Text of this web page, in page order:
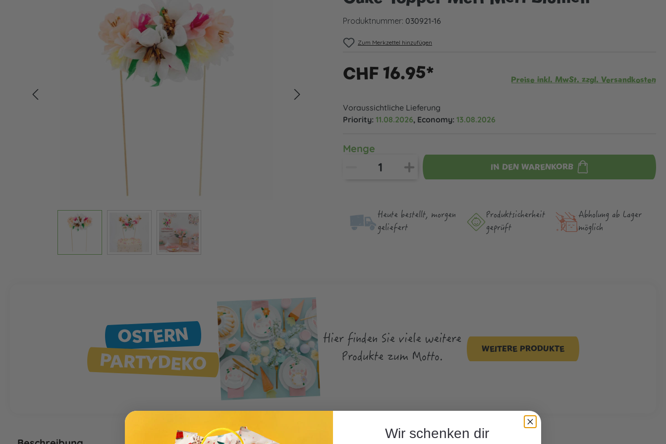
Produktnummer: 030921-16
Zum Merkzettel hinzufügen
CHF 16.95* Preise inkl. MwSt. zzgl. Versandkosten
Voraussichtliche Lieferung
Priority: 11.08.2026, Economy: 13.08.2026
Menge
IN DEN WARENKORB
Heute bestellt, morgen
geliefert
Produktsicher­heit
geprüft
Abholung ab Lager
möglich
OSTERN
PARTYDEKO
Hier finden Sie viele weitere
Produkte zum Motto.
WEITERE PRODUKTE
Wir schenken dir